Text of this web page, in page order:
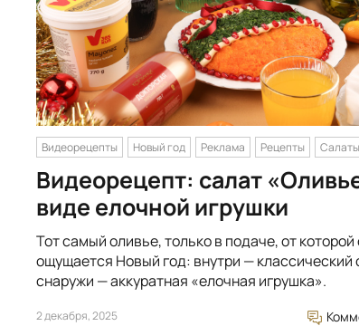
Видеорецепты Новый год Реклама Рецепты Салаты
Видеорецепт: салат
виде елочной игрушки
Тот самый оливье, только в подаче, от которой
ощущается Новый год: внутри — классический
снаружи — аккуратная «елочная игрушка».
2 декабря, 2025